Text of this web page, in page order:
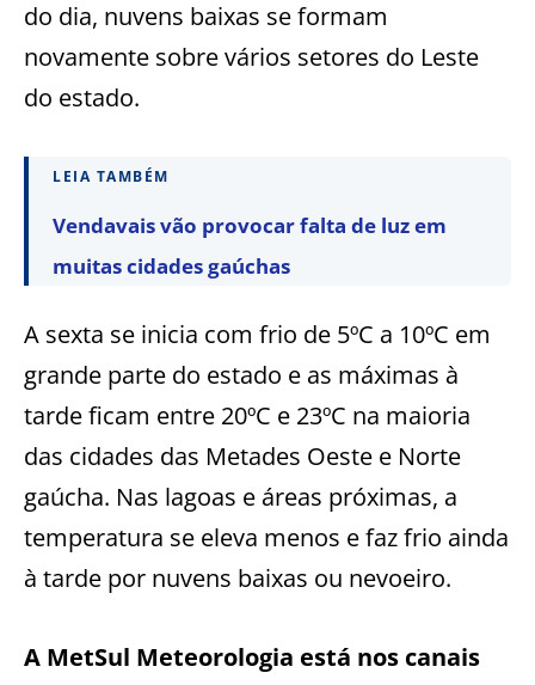
do dia, nuvens baixas se formam
novamente sobre vários setores do Leste
do estado.
LEIA TAMBÉM
Vendavais vão provocar falta de luz em
muitas cidades gaúchas
A sexta se inicia com frio de 5ºC a 10ºC em
grande parte do estado e as máximas à
tarde ficam entre 20ºC e 23ºC na maioria
das cidades das Metades Oeste e Norte
gaúcha. Nas lagoas e áreas próximas, a
temperatura se eleva menos e faz frio ainda
à tarde por nuvens baixas ou nevoeiro.
A MetSul Meteorologia está nos canais